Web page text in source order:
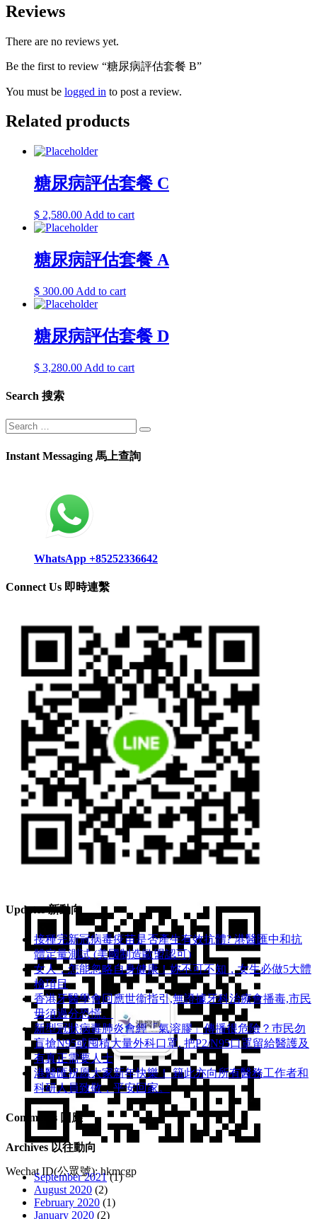
Reviews
There are no reviews yet.
Be the first to review “糖尿病評估套餐 B”
You must be logged in to post a review.
Related products
糖尿病評估套餐 C
$ 2,580.00 Add to cart
糖尿病評估套餐 A
$ 300.00 Add to cart
糖尿病評估套餐 D
$ 3,280.00 Add to cart
Search 搜索
Instant Messaging 馬上查詢
WhatsApp +85252336642
Connect Us 即時連繫
Wechat ID(公眾號): hkmcgp
Updates 新動向
接種完新冠病毒疫苗是否產生有效抗體? 港醫匯中和抗
體定量測試 (美國制造歐盟認可)
女人，怎能忽略自身健康！妳不可不知，女生必做5大體
檢項目
香港牙醫學會回應世衞指引,無證據牙科治療會播毒,市民
毋須過分恐慌。
新型冠狀病毒肺炎會經「氣溶膠」傳播很危險？巿民勿
盲搶N95或囤積大量外科口罩, 把P​2/N95口罩留給醫護及
有真正需要人士
港醫匯祝愿大家新年快樂！ 籍此亦向所有醫務工作者和
科研人員致敬，平安回家。
Comments 回應
Archives 以往動向
September 2021(1)
August 2020 (2)
February 2020 (1)
January 2020 (2)